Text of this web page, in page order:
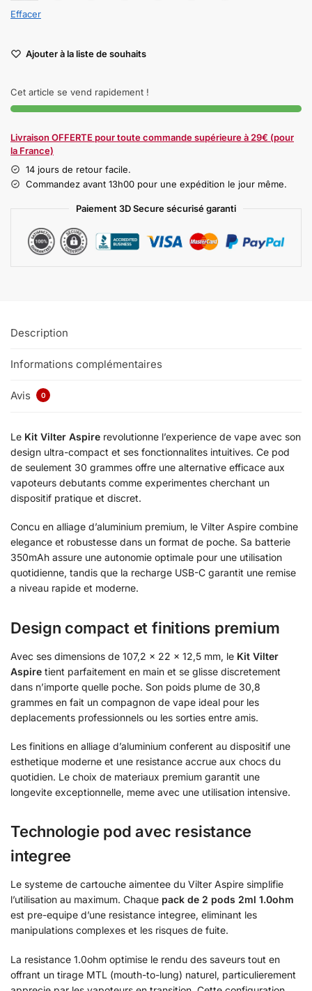
Effacer
Ajouter à la liste de souhaits
Cet article se vend rapidement !
Livraison OFFERTE pour toute commande supérieure à 29€ (pour
la France)
14 jours de retour facile.
Commandez avant 13h00 pour une expédition le jour même.
Paiement 3D Secure sécurisé garanti
Description
Informations complémentaires
Avis 0
Le Kit Vilter Aspire revolutionne l’experience de vape avec son
design ultra-compact et ses fonctionnalites intuitives. Ce pod
de seulement 30 grammes offre une alternative efficace aux
vapoteurs debutants comme experimentes cherchant un
dispositif pratique et discret.
Concu en alliage d’aluminium premium, le Vilter Aspire combine
elegance et robustesse dans un format de poche. Sa batterie
350mAh assure une autonomie optimale pour une utilisation
quotidienne, tandis que la recharge USB-C garantit une remise
a niveau rapide et moderne.
Design compact et finitions premium
Avec ses dimensions de 107,2 x 22 x 12,5 mm, le Kit Vilter
Aspire tient parfaitement en main et se glisse discretement
dans n’importe quelle poche. Son poids plume de 30,8
grammes en fait un compagnon de vape ideal pour les
deplacements professionnels ou les sorties entre amis.
Les finitions en alliage d’aluminium conferent au dispositif une
esthetique moderne et une resistance accrue aux chocs du
quotidien. Le choix de materiaux premium garantit une
longevite exceptionnelle, meme avec une utilisation intensive.
Technologie pod avec resistance
integree
Le systeme de cartouche aimentee du Vilter Aspire simplifie
l’utilisation au maximum. Chaque pack de 2 pods 2ml 1.0ohm
est pre-equipe d’une resistance integree, eliminant les
manipulations complexes et les risques de fuite.
La resistance 1.0ohm optimise le rendu des saveurs tout en
offrant un tirage MTL (mouth-to-lung) naturel, particulierement